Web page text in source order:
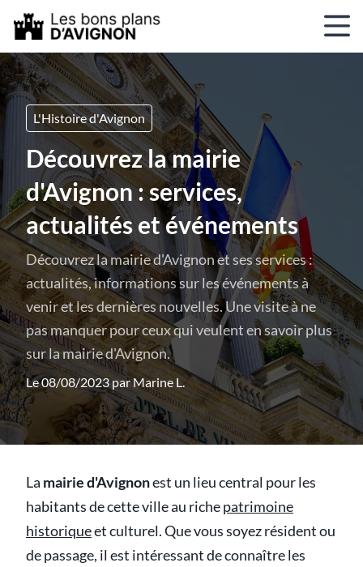
L'Histoire d'Avignon
Découvrez la mairie
d'Avignon : services,
actualités et événements
Découvrez la mairie d'Avignon et ses services :
actualités, informations sur les événements à
venir et les dernières nouvelles. Une visite à ne
pas manquer pour ceux qui veulent en savoir plus
sur la mairie d'Avignon.
Le 08/08/2023 parMarine L.
La mairie d'Avignonest un lieu central pour les
habitants de cette ville au richepatrimoine
historiqueet culturel. Que vous soyez résident ou
de passage, il est intéressant de connaître les